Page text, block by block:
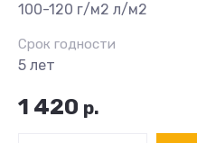
100-120 г/м2 л/м2
Срок годности
5 лет
1 420 р.